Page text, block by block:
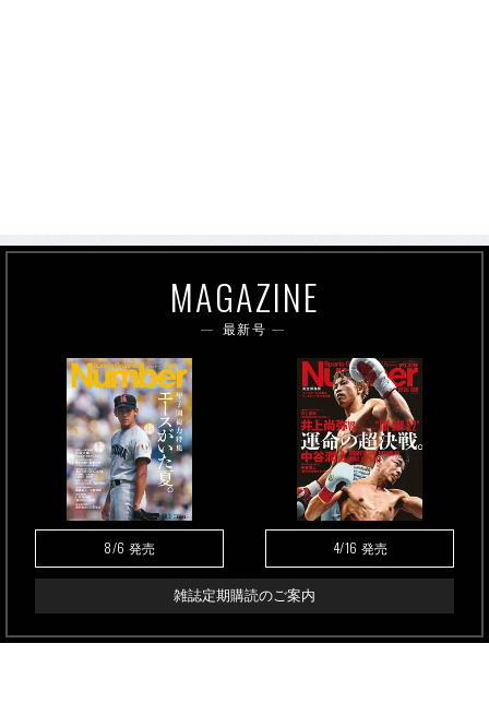
MAGAZINE
最新号
8/6 発売 4/16 発売
雑誌定期購読のご案内